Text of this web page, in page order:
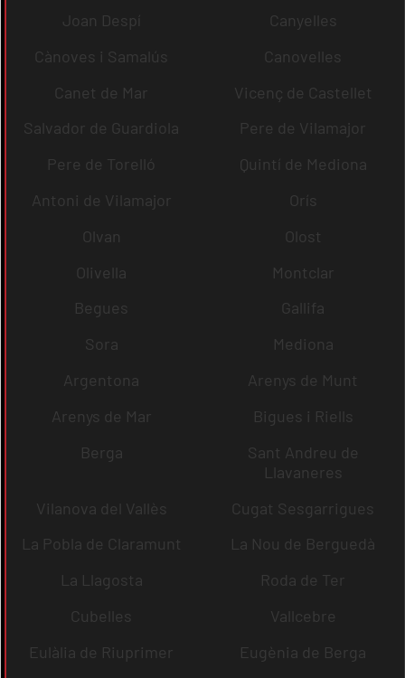
Joan Despí
Canyelles
Cànoves i Samalús
Canovelles
Canet de Mar
Vicenç de Castellet
Salvador de Guardiola
Pere de Vilamajor
Pere de Torelló
Quintí de Mediona
Antoni de Vilamajor
Orís
Olvan
Olost
Olivella
Montclar
Begues
Gallifa
Sora
Mediona
Argentona
Arenys de Munt
Arenys de Mar
Bigues i Riells
Berga
Sant Andreu de
Llavaneres
Vilanova del Vallès
Cugat Sesgarrigues
La Pobla de Claramunt
La Nou de Berguedà
La Llagosta
Roda de Ter
Cubelles
Vallcebre
Eulàlia de Riuprimer
Eugènia de Berga